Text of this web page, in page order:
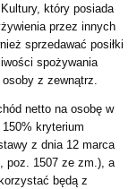
który posiada
przez innych
sprzedawać posiłki
spożywania
z zewnątrz.
netto na osobę w
kryterium
z dnia 12 marca
poz. 1507 ze zm.), a
będą z